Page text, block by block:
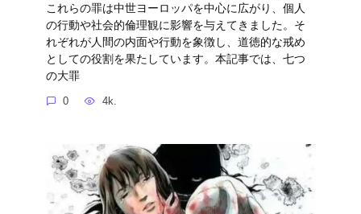
これらの罪は中世ヨーロッパを中心に広がり、個人
の行動や社会的倫理観に影響を与えてきました。そ
れぞれが人間の内面や行動を象徴し、道徳的な戒め
としての役割を果たしています。本記事では、七つ
の大罪
0 4k.